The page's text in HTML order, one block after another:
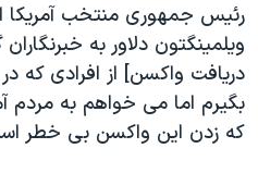
رئیس جمهوری منتخب آمریکا
ویلمینگتون دلاور به
دریافت واکسن] از افرادی
بگیرم‌ اما می خواهم به مردم
كه زدن این واکسن بی خطر